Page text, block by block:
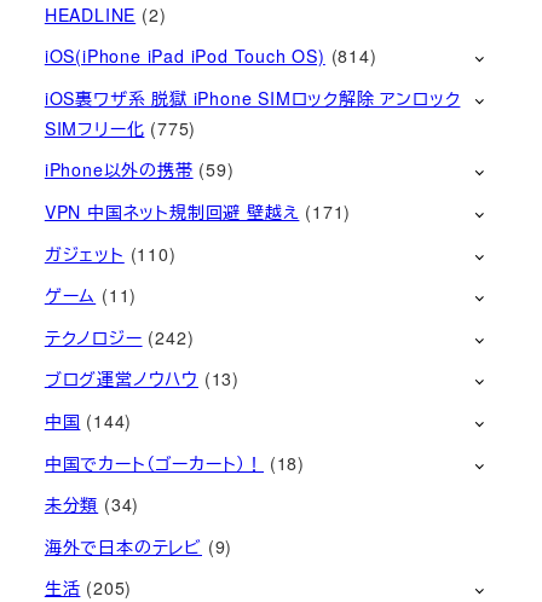
HEADLINE (2)
iOS(iPhone iPad iPod Touch OS) (814)
iOS裏ワザ系 脱獄 iPhone SIMロック解除 アンロック
SIMフリー化 (775)
iPhone以外の携帯 (59)
VPN 中国ネット規制回避 壁越え (171)
ガジェット (110)
ゲーム (11)
テクノロジー (242)
ブログ運営ノウハウ (13)
中国 (144)
中国でカート（ゴーカート）！
(18)
未分類 (34)
海外で日本のテレビ (9)
生活 (205)